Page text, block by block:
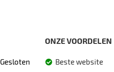
Gesloten
ONZE VOORDELEN
Beste website